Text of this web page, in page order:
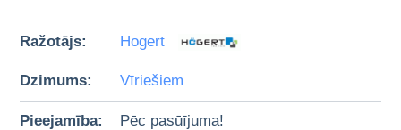
Ražotājs: Hogert
Dzimums: Vīriešiem
Pieejamība: Pēc pasūījuma!